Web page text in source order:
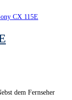
dem Fernseher